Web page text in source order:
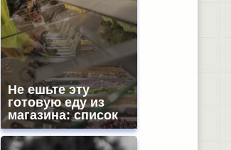
Не ешьте эту
готовую еду из
магазина: список